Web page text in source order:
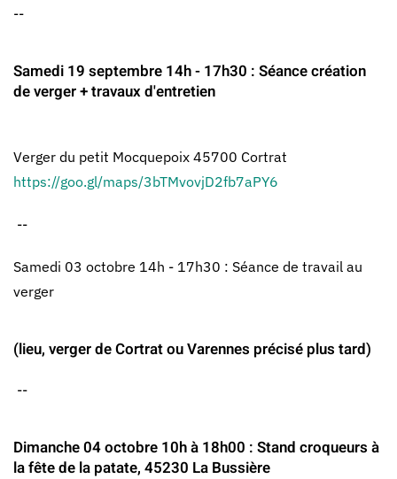
--
Samedi 19 septembre 14h - 17h30 : Séance création
de verger + travaux d'entretien
Verger du petit Mocquepoix 45700 Cortrat
https://goo.gl/maps/3bTMvovjD2fb7aPY6
--
Samedi 03 octobre 14h - 17h30 : Séance de travail au
verger
(lieu, verger de Cortrat ou Varennes précisé plus tard)
--
Dimanche 04 octobre 10h à 18h00 : Stand croqueurs à
la fête de la patate, 45230 La Bussière